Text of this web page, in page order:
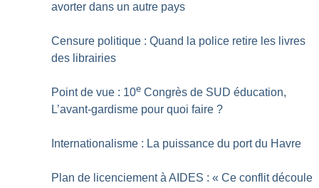
avorter dans un autre pays
Censure politique : Quand la police retire les livres
des librairies
Point de vue : 10e Congrès de SUD éducation,
L’avant-gardisme pour quoi faire ?
Internationalisme : La puissance du port du Havre
Plan de licenciement à AIDES : « Ce conflit découle